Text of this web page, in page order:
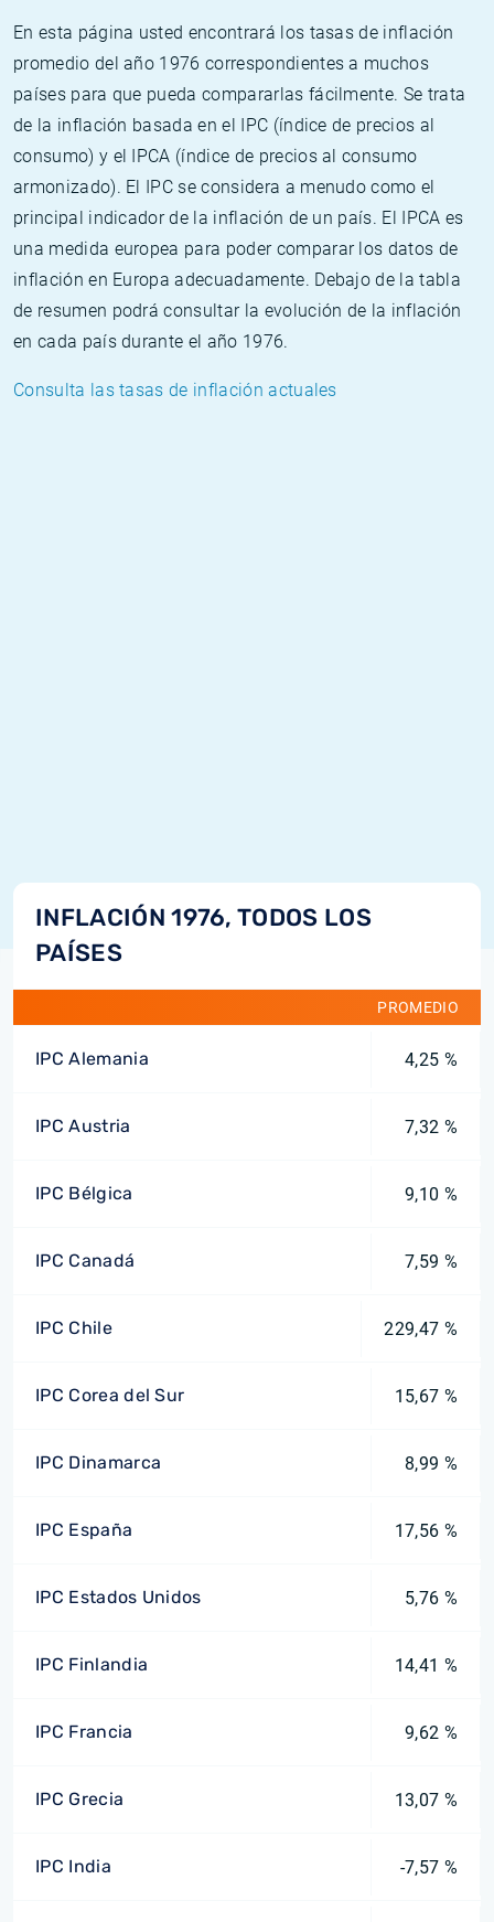
En esta página usted encontrará los tasas de inflación
promedio del año 1976 correspondientes a muchos
países para que pueda compararlas fácilmente. Se trata
de la inflación basada en el IPC (índice de precios al
consumo) y el IPCA (índice de precios al consumo
armonizado). El IPC se considera a menudo como el
principal indicador de la inflación de un país. El IPCA es
una medida europea para poder comparar los datos de
inflación en Europa adecuadamente. Debajo de la tabla
de resumen podrá consultar la evolución de la inflación
en cada país durante el año 1976.
Consulta las tasas de inflación actuales
INFLACIÓN 1976, TODOS LOS
PAÍSES
PROMEDIO
IPC Alemania 4,25 %
IPC Austria 7,32 %
IPC Bélgica 9,10 %
IPC Canadá 7,59 %
IPC Chile 229,47 %
IPC Corea del Sur 15,67 %
IPC Dinamarca 8,99 %
IPC España 17,56 %
IPC Estados Unidos 5,76 %
IPC Finlandia 14,41 %
IPC Francia 9,62 %
IPC Grecia 13,07 %
IPC India -7,57 %